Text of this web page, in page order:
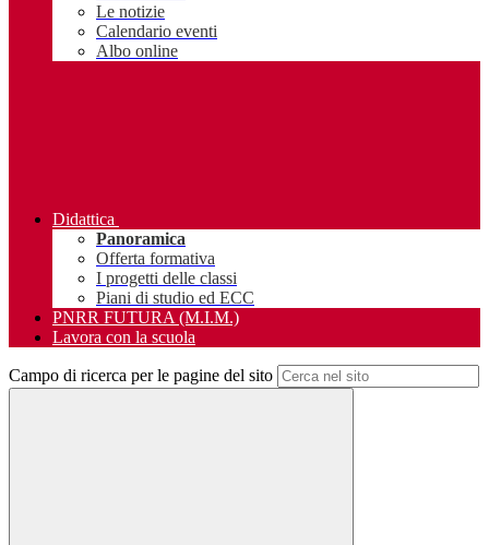
Le notizie
Calendario eventi
Albo online
Didattica
Panoramica
Offerta formativa
I progetti delle classi
Piani di studio ed ECC
PNRR FUTURA (M.I.M.)
Lavora con la scuola
Campo di ricerca per le pagine del sito